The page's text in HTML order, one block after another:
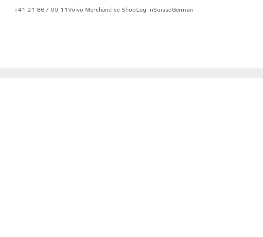
+41 21 867 00 11Volvo Merchandise ShopLog inSuisseGerman